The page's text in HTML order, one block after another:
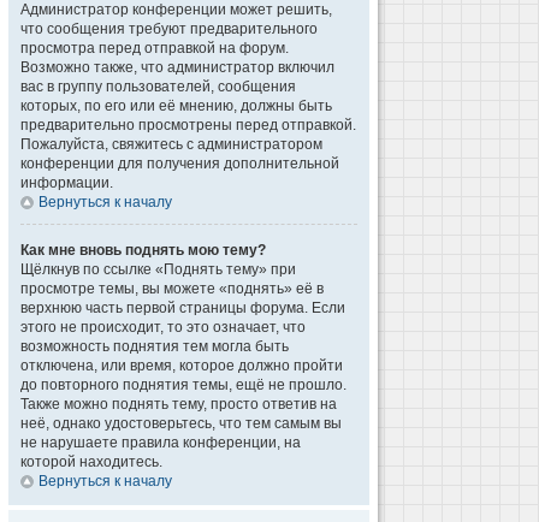
Администратор конференции может решить,
что сообщения требуют предварительного
просмотра перед отправкой на форум.
Возможно также, что администратор включил
вас в группу пользователей, сообщения
которых, по его или её мнению, должны быть
предварительно просмотрены перед отправкой.
Пожалуйста, свяжитесь с администратором
конференции для получения дополнительной
информации.
Вернуться к началу
Как мне вновь поднять мою тему?
Щёлкнув по ссылке «Поднять тему» при
просмотре темы, вы можете «поднять» её в
верхнюю часть первой страницы форума. Если
этого не происходит, то это означает, что
возможность поднятия тем могла быть
отключена, или время, которое должно пройти
до повторного поднятия темы, ещё не прошло.
Также можно поднять тему, просто ответив на
неё, однако удостоверьтесь, что тем самым вы
не нарушаете правила конференции, на
которой находитесь.
Вернуться к началу